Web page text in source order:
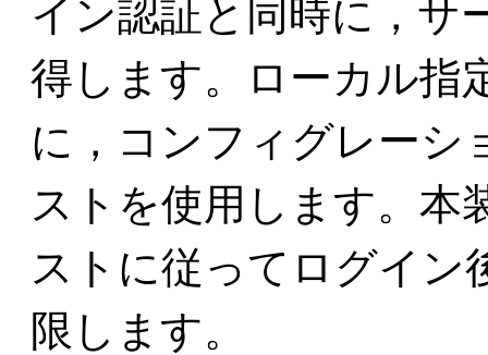
イン認証と同時に，サ
得します。ローカル指
に，コンフィグレーシ
ストを使用します。本
ストに従ってログイン
限します。